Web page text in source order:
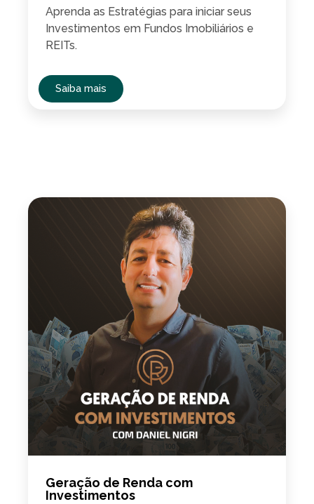
Aprenda as Estratégias para iniciar seus
Investimentos em Fundos Imobiliários e
REITs.
Saiba mais
Geração de Renda com
Investimentos